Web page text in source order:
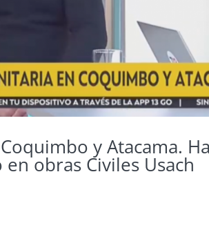
y Atacama.
obras Civiles Usach